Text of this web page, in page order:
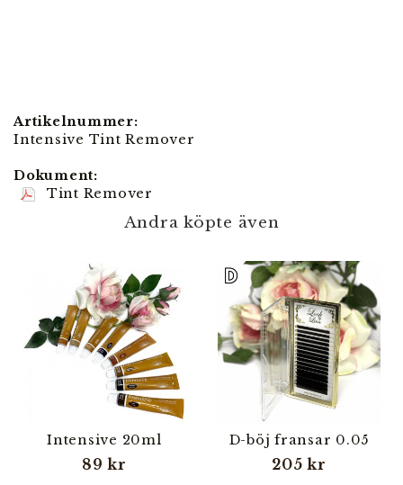
Artikelnummer:
Intensive Tint Remover
Dokument:
Tint Remover
Andra köpte även
Intensive 20ml
89 kr
D-böj fransar 0.05
205 kr